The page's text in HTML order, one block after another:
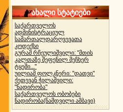
ახალი სტატიები
საქართველოს
ადმინისტრაციულ
სამართალდარღვევათა
კოდექსი
გურამ რჩეულიშვილი: "მთის
კალთაზე შეფენილ მეჩხერ
ტყეში..."
უილიამ ფოლკნერი: "დათვი"
ქეთევან ჭილაშვილი:
"ნადირობა"
საქართველოს ობობები
ნადირობა(ნამდვილი ამბავი)